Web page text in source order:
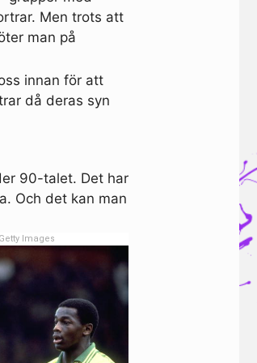
Men trots att
man på
innan för att
då deras syn
90-talet. Det har
Och det kan man
Images